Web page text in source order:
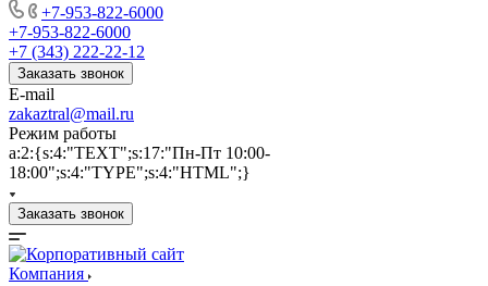
+7-953-822-6000
+7-953-822-6000
+7 (343) 222-22-12
Заказать звонок
E-mail
zakaztral@mail.ru
Режим работы
a:2:{s:4:"TEXT";s:17:"Пн-Пт 10:00-
18:00";s:4:"TYPE";s:4:"HTML";}
Заказать звонок
Компания